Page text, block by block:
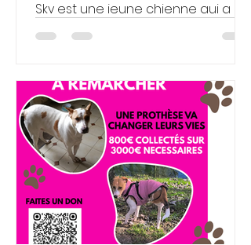
Sky est une jeune chienne qui a
été retrouvée affamée. Aujourd'hui
malheureusement pas encore
terminée. Cette jolie petite mère
de 5 ans a encore besoin de
temps, de soins et d'une
rééducation adaptée avant de
pouvoir trouver la famille qui lui
offrira enfin la vie de chien qu'elle
mérite. Avec de la patience, de
l'amour et de la bienveillance, Sky